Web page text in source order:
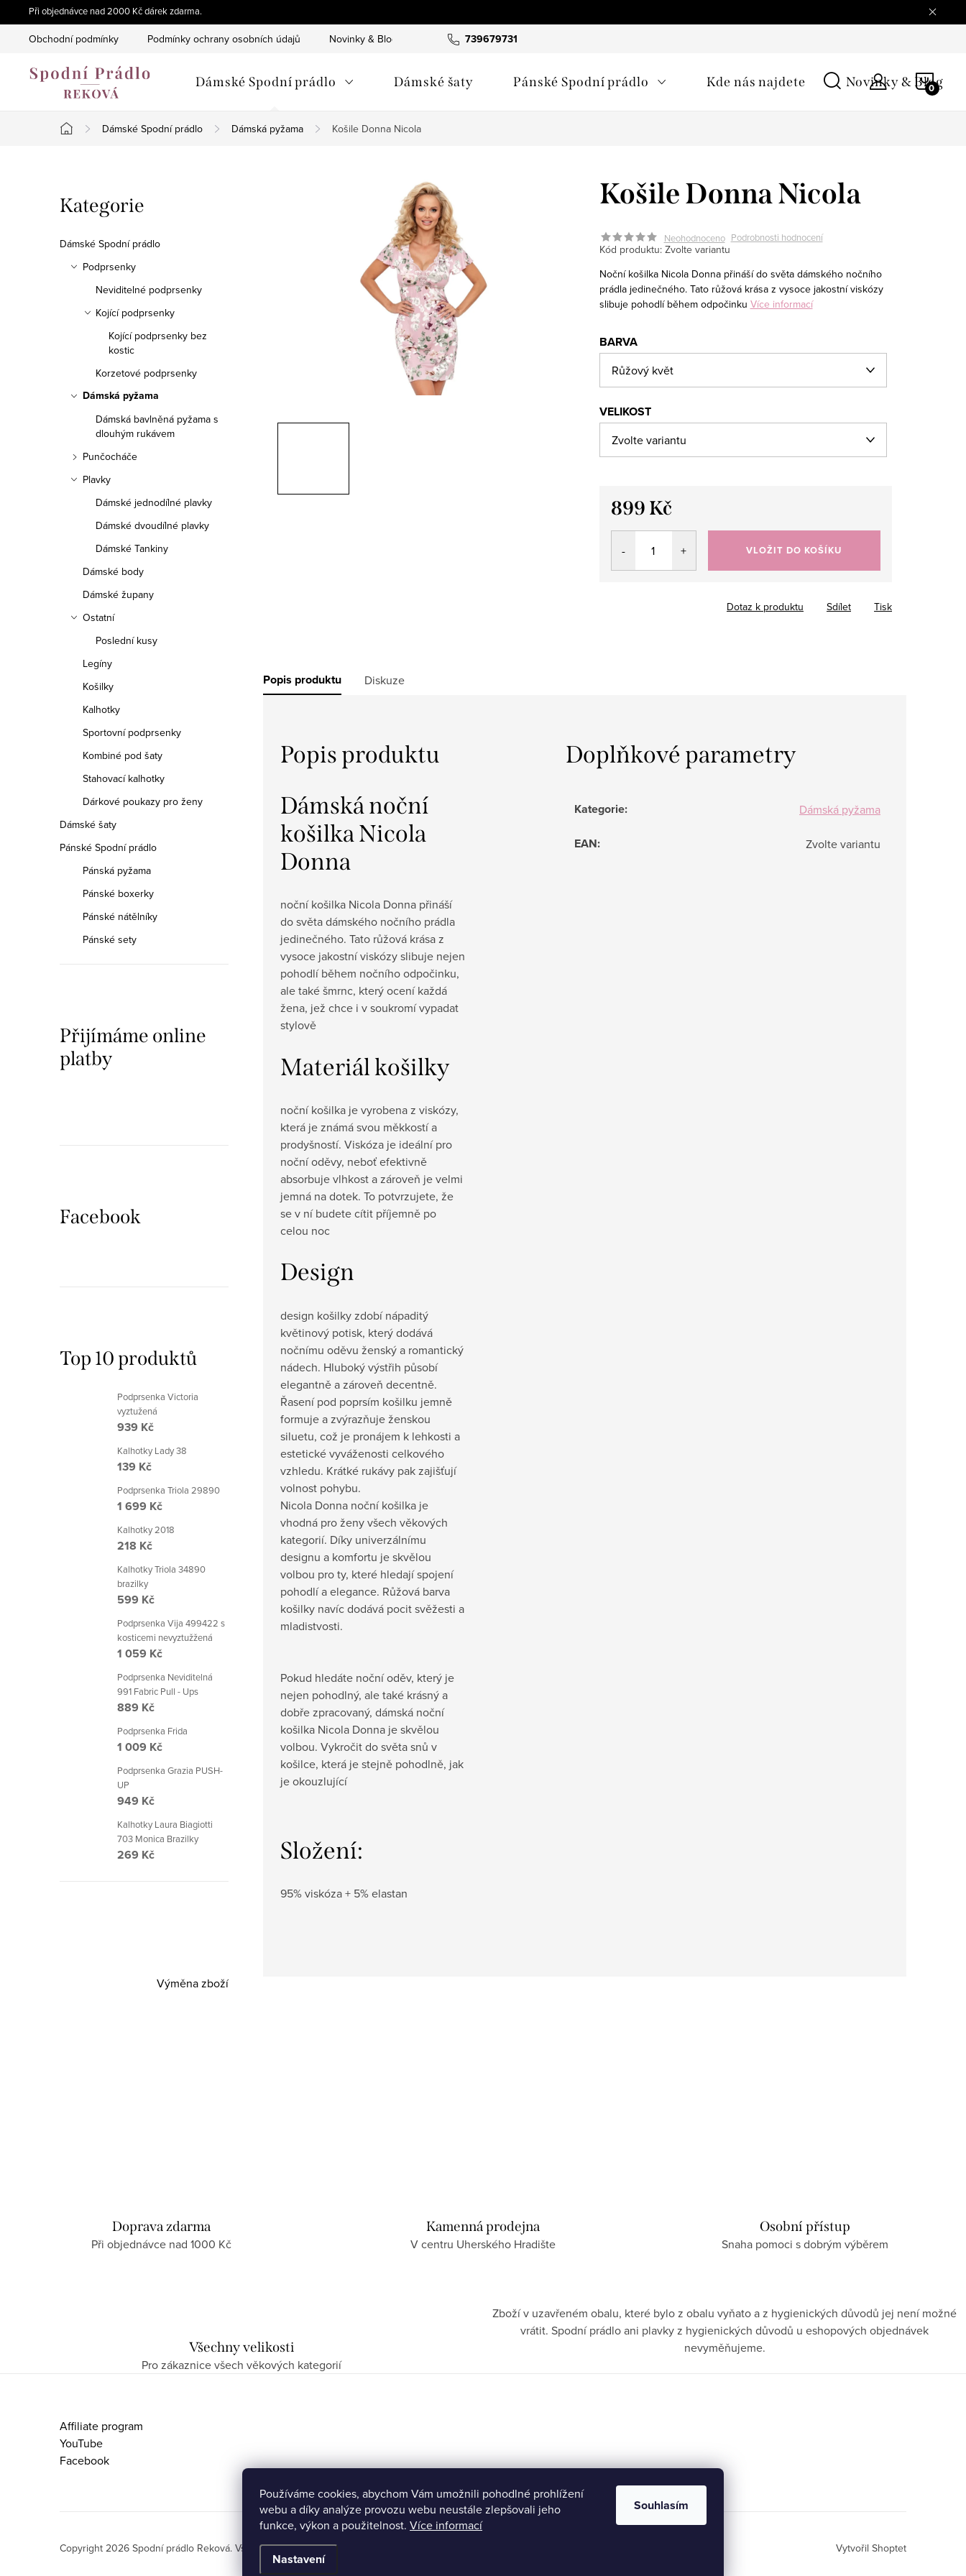
Používáme cookies, abychom Vám umožnili pohodlné prohlížení
webu a díky analýze provozu webu neustále zlepšovali jeho
funkce, výkon a použitelnost. Více informací
Nastavení
Souhlasím
na
obsah
Při objednávce nad 2000 Kč dárek zdarma.
739679731
Obchodní podmínky Podmínky ochrany osobních údajů Novinky & Blog
Dámské Spodní prádlo Dámské šaty Pánské Spodní prádlo Kde nás najdete Novinky & Blog
Domů
Dámské Spodní prádlo Dámská pyžama Košile Donna Nicola
o
s
Přeskočit
kategorie
Kategorie
Dámské Spodní prádlo
Podprsenky
Neviditelné podprsenky
Kojící podprsenky
Kojící podprsenky bez
kostic
Korzetové podprsenky
Dámská pyžama
Dámská bavlněná pyžama s
dlouhým rukávem
Punčocháče
Plavky
Dámské jednodílné plavky
Dámské dvoudílné plavky
Dámské Tankiny
Dámské body
Dámské župany
Ostatní
Poslední kusy
Legíny
Košilky
Kalhotky
Sportovní podprsenky
Kombiné pod šaty
Stahovací kalhotky
Dárkové poukazy pro ženy
Dámské šaty
Pánské Spodní prádlo
Pánská pyžama
Pánské boxerky
Pánské nátělníky
Pánské sety
Přijímáme online
platby
Facebook
Top 10 produktů
Podprsenka Victoria
vyztužená
939 Kč
Kalhotky Lady 38
139 Kč
Podprsenka Triola 29890
1 699 Kč
Kalhotky 2018
218 Kč
Kalhotky Triola 34890
brazilky
599 Kč
Podprsenka Vija 499422 s
kosticemi nevyztužžená
1 059 Kč
Podprsenka Neviditelná
991 Fabric Pull - Ups
889 Kč
Podprsenka Frida
1 009 Kč
Podprsenka Grazia PUSH-
UP
949 Kč
Kalhotky Laura Biagiotti
703 Monica Brazilky
269 Kč
Výměna zboží
Košile Donna Nicola
Neohodnoceno Podrobnosti hodnocení
Kód produktu: Zvolte variantu
Noční košilka Nicola Donna přináší do světa dámského nočního
prádla jedinečného. Tato růžová krása z vysoce jakostní viskózy
slibuje pohodlí během odpočinku Více informací
BARVA
VELIKOST
899 Kč
Měrná
VLOŽIT DO KOŠÍKU
Tisk
Dotaz k produktu Sdílet
Popis produktu Diskuze
Popis produktu
Dámská noční
košilka Nicola
Donna
noční košilka Nicola Donna přináší
do světa dámského nočního prádla
jedinečného. Tato růžová krása z
vysoce jakostní viskózy slibuje nejen
pohodlí během nočního odpočinku,
ale také šmrnc, který ocení každá
žena, jež chce i v soukromí vypadat
stylově
Materiál košilky
noční košilka je vyrobena z viskózy,
která je známá svou měkkostí a
prodyšností. Viskóza je ideální pro
noční oděvy, neboť efektivně
absorbuje vlhkost a zároveň je velmi
jemná na dotek. To potvrzujete, že
se v ní budete cítit příjemně po
celou noc
Design
design košilky zdobí nápaditý
květinový potisk, který dodává
nočnímu oděvu ženský a romantický
nádech. Hluboký výstřih působí
elegantně a zároveň decentně.
Řasení pod poprsím košilku jemně
formuje a zvýrazňuje ženskou
siluetu, což je pronájem k lehkosti a
estetické vyváženosti celkového
vzhledu. Krátké rukávy pak zajišťují
volnost pohybu.
Nicola Donna noční košilka je
vhodná pro ženy všech věkových
kategorií. Díky univerzálnímu
designu a komfortu je skvělou
volbou pro ty, které hledají spojení
pohodlí a elegance. Růžová barva
košilky navíc dodává pocit svěžesti a
mladistvosti.
Pokud hledáte noční oděv, který je
nejen pohodlný, ale také krásný a
dobře zpracovaný, dámská noční
košilka Nicola Donna je skvělou
volbou. Vykročit do světa snů v
košilce, která je stejně pohodlně, jak
je okouzlující
Složení:
95% viskóza + 5% elastan
Doplňkové parametry
Kategorie: Dámská pyžama
EAN: Zvolte variantu
Doprava zdarma
Při objednávce nad 1000 Kč
Kamenná prodejna
V centru Uherského Hradište
Osobní přístup
Snaha pomoci s dobrým výběrem
Všechny velikosti
Pro zákaznice všech věkových kategorií
Zboží v uzavřeném obalu, které bylo z obalu vyňato a z hygienických důvodů jej není možné
vrátit. Spodní prádlo ani plavky z hygienických důvodů u eshopových objednávek
nevyměňujeme.
Affiliate program
YouTube
Facebook
Vytvořil Shoptet
Copyright 2026 Spodní prádlo Reková. Všechna práva vyhrazena.